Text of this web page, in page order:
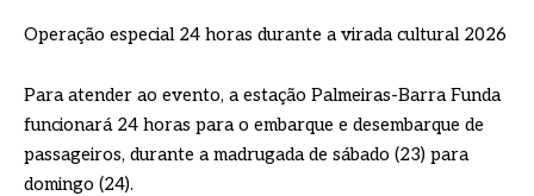
Operação especial 24 horas durante a virada cultural 2026
Para atender ao evento, a estação Palmeiras-Barra Funda
funcionará 24 horas para o embarque e desembarque de
passageiros, durante a madrugada de sábado (23) para
domingo (24).